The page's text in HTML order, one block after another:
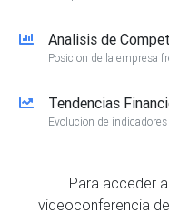
Analisis de
Posicion de la empresa
Tendencias
Evolucion de
Para acceder
videoconferencia